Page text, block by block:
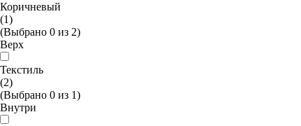
Коричневый
(1)
(Выбрано 0 из 2)
Верх
Текстиль
(2)
(Выбрано 0 из 1)
Внутри